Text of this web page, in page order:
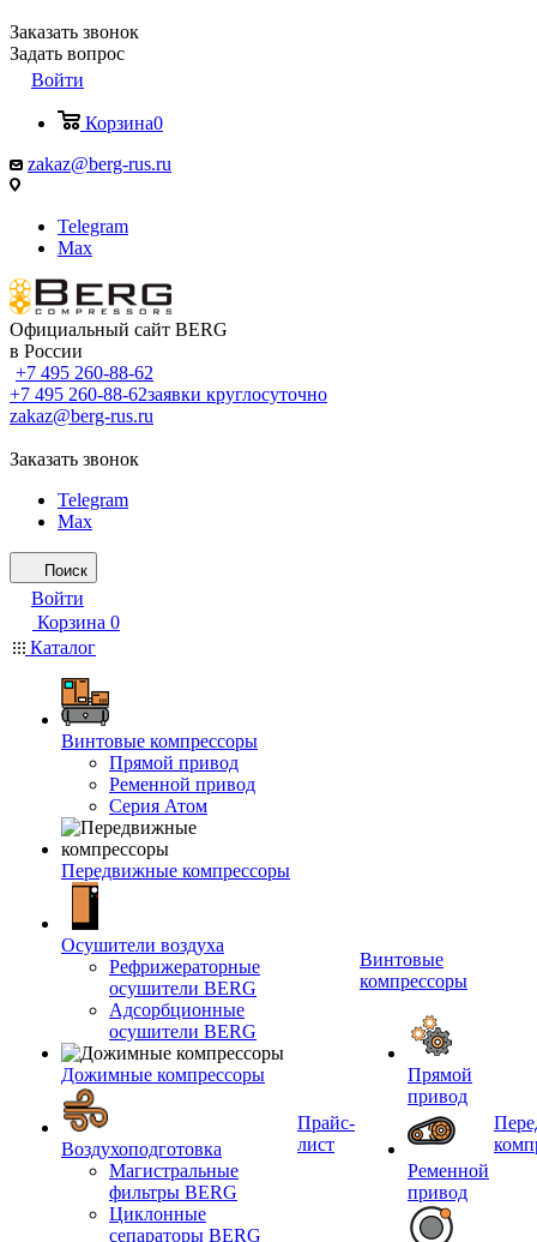
Заказать звонок
Задать вопрос
Войти
Корзина0
zakaz@berg-rus.ru
Telegram
Max
Официальный сайт BERG
в России
+7 495 260-88-62
+7 495 260-88-62заявки круглосуточно
zakaz@berg-rus.ru
Заказать звонок
Telegram
Max
Поиск
Войти
Корзина 0
Каталог
Винтовые компрессоры
Прямой привод
Ременной привод
Серия Атом
Передвижные компрессоры
Осушители воздуха
Рефрижераторные
осушители BERG
Адсорбционные
осушители BERG
Дожимные компрессоры
Воздухоподготовка
Магистральные
фильтры BERG
Циклонные
сепараторы BERG
Прайс-
лист
Винтовые
компрессоры
Прямой
привод
Ременной
привод